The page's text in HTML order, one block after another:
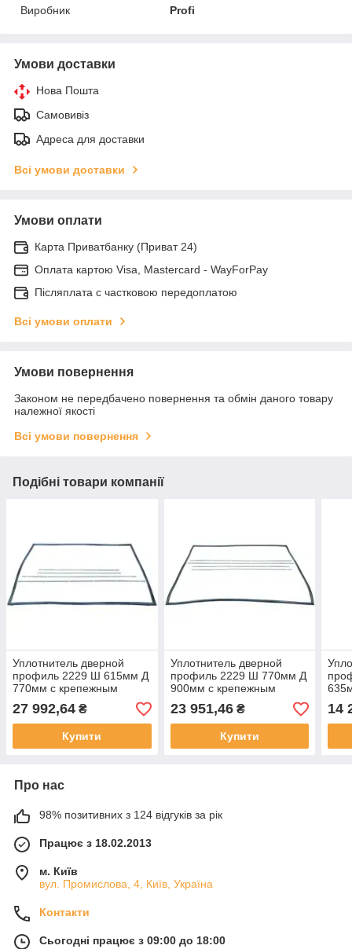
Виробник
Profi
Умови доставки
Нова Пошта
Самовивіз
Адреса для доставки
Всі умови доставки
Умови оплати
Карта Приватбанку (Приват 24)
Оплата картою Visa, Mastercard - WayForPay
Післяплата с частковою передоплатою
Всі умови оплати
Умови повернення
Законом не передбачено повернення та обмін даного товару
належної якості
Всі умови повернення
Подібні товари компанії
Уплотнитель дверной
профиль 2229 Ш 615мм Д
770мм с крепежным
набором подходит для
FALCON для Falcon
27 992,64 ₴
Купити
Уплотнитель дверной
профиль 2229 Ш 770мм Д
900мм с крепежным
набором подходит для
FALCON для Falcon
23 951,46₴
Купити
14
Про нас
98% позитивних з 124 відгуків за рік
Працює з 18.02.2013
м. Київ
вул. Промислова, 4, Київ, Україна
Контакти
Сьогодні працює з 09:00 до 18:00